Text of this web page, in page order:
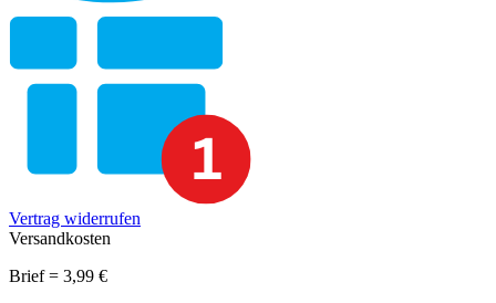
Vertrag widerrufen
Versandkosten
Brief = 3,99 €